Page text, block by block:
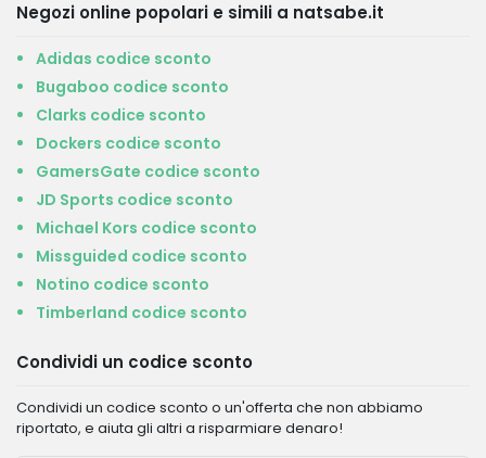
Negozi online popolari e simili a natsabe.it
Adidas codice sconto
Bugaboo codice sconto
Clarks codice sconto
Dockers codice sconto
GamersGate codice sconto
JD Sports codice sconto
Michael Kors codice sconto
Missguided codice sconto
Notino codice sconto
Timberland codice sconto
Condividi un codice sconto
Condividi un codice sconto o un'offerta che non abbiamo
riportato, e aiuta gli altri a risparmiare denaro!